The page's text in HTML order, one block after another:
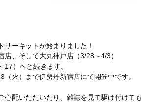
サーキットが始まりました！
店、そして大丸神戸店（3/28～4/3）
17）へと続きます。
（火）まで伊勢丹新宿店にて開催中です。
心配いただいたり、雑誌を見て駆け付けても